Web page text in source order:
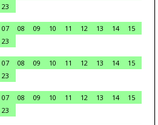
23
07 08 09 10 11 12 13 14
15
23
07 08 09 10 11 12 13 14
15
23
07 08 09 10 11 12 13 14
15
23